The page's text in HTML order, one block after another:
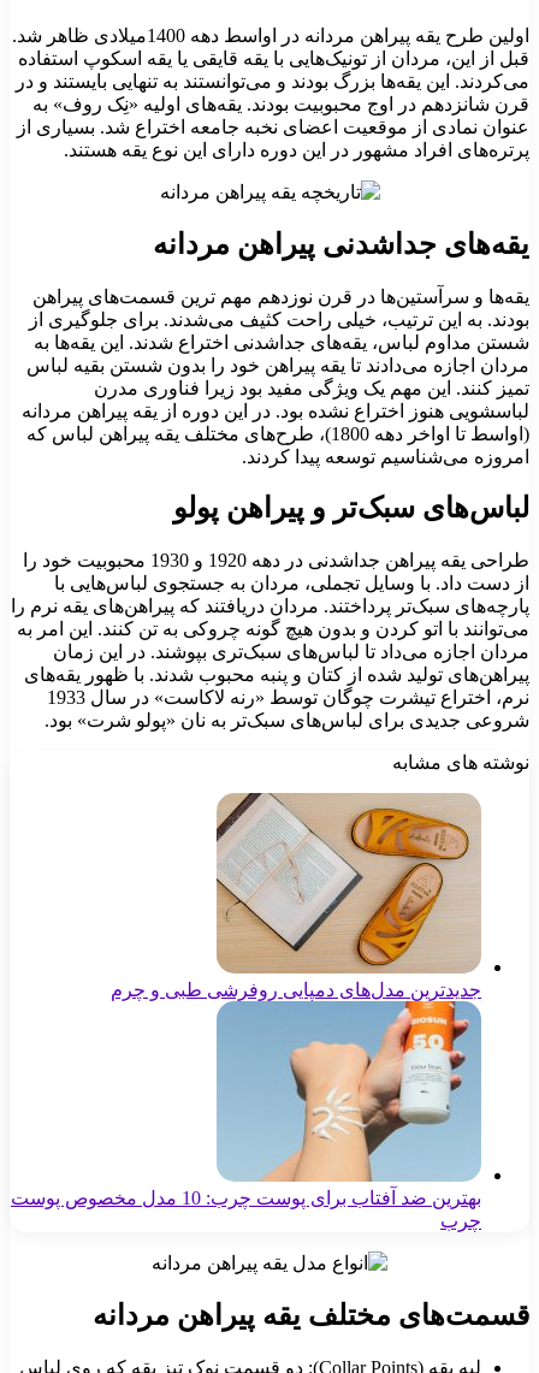
اولین طرح یقه پیراهن مردانه در اواسط دهه 1400میلادی ظاهر شد.
قبل از این، مردان از تونیک‌هایی با یقه قایقی یا یقه اسکوپ استفاده
می‌کردند. این یقه‌ها بزرگ بودند و می‌توانستند به تنهایی بایستند و در
قرن شانزدهم در اوج محبوبیت بودند. یقه‌های اولیه «نِک روف» به
عنوان نمادی از موقعیت اعضای نخبه جامعه اختراع شد. بسیاری از
پرتره‌های افراد مشهور در این دوره دارای این نوع یقه هستند.
یقه‌های جداشدنی پیراهن مردانه
یقه‌ها و سرآستین‌ها در قرن نوزدهم مهم ترین قسمت‌های پیراهن
بودند. به این ترتیب، خیلی راحت کثیف می‌شدند. برای جلوگیری از
شستن مداوم لباس، یقه‌های جداشدنی اختراع شدند. این یقه‌ها به
مردان اجازه می‌دادند تا یقه پیراهن خود را بدون شستن بقیه لباس
تمیز کنند. این مهم یک ویژگی مفید بود زیرا فناوری مدرن
لباسشویی هنوز اختراع نشده بود. در این دوره از یقه پیراهن مردانه
(اواسط تا اواخر دهه 1800)، طرح‌های مختلف یقه پیراهن لباس که
امروزه می‌شناسیم توسعه پیدا کردند.
لباس‌های سبک‌تر و پیراهن پولو
طراحی یقه پیراهن جداشدنی در دهه 1920 و 1930 محبوبیت خود را
از دست داد. با وسایل تجملی، مردان به جستجوی لباس‌هایی با
پارچه‌های سبک‌تر پرداختند. مردان دریافتند که پیراهن‌های یقه نرم را
می‌توانند با اتو کردن و بدون هیچ گونه چروکی به تن کنند. این امر به
مردان اجازه می‌داد تا لباس‌های سبک‌تری بپوشند. در این زمان
پیراهن‌های تولید شده از کتان و پنبه محبوب شدند. با ظهور یقه‌های
نرم، اختراع تیشرت چوگان توسط «رنه لاکاست» در سال 1933
شروعی جدیدی برای لباس‌های سبک‌تر به نان «پولو شرت» بود.
نوشته های مشابه
جدیدترین مدل‌های دمپایی روفرشی طبی و چرم
بهترین ضد آفتاب برای پوست چرب: 10 مدل مخصوص پوست
چرب
قسمت‌های مختلف یقه پیراهن مردانه
لبه یقه (Collar Points): دو قسمت نوک تیز یقه که روی لباس